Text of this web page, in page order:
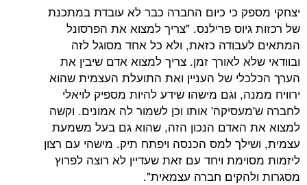
כי כיום החברה כבר לא עובדת במתכנת
פרילנס. "צריך למצוא את הפרסונל
כזאת, ולא כל אחד מסוגל לזה
לאורך זמן. צריך למצוא אדם שיבין את
של העניין ואת התועלת העצמית שהוא
וגם מישהו שידע להיות מספיק לויאלי
אותו וכן לשמור לה אמונים. וקשה
האדם הנכון הזה, שהוא גם בעל משמעת
למס הכנסה ויפתח תיק. מישהי עם רצון
ויחד עם זאת שעדיין לא רוצה לפרוץ
חברה עצמאית".